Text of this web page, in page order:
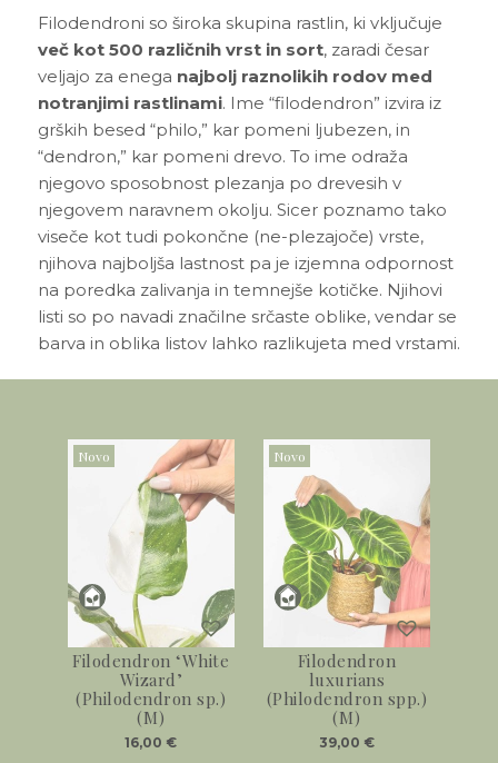
Filodendroni so široka skupina rastlin, ki vključuje
več kot 500 različnih vrst in sort, zaradi česar
veljajo za enega najbolj raznolikih rodov med
notranjimi rastlinami. Ime “filodendron” izvira iz
grških besed “philo,” kar pomeni ljubezen, in
“dendron,” kar pomeni drevo. To ime odraža
njegovo sposobnost plezanja po drevesih v
njegovem naravnem okolju. Sicer poznamo tako
viseče kot tudi pokončne (ne-plezajoče) vrste,
njihova najboljša lastnost pa je izjemna odpornost
na poredka zalivanja in temnejše kotičke. Njihovi
listi so po navadi značilne srčaste oblike, vendar se
barva in oblika listov lahko razlikujeta med vrstami.
Novo
Filodendron ‘White
Wizard’
(Philodendron sp.)
(M)
16,00 €
Novo
Filodendron
luxurians
(Philodendron spp.)
(M)
39,00 €